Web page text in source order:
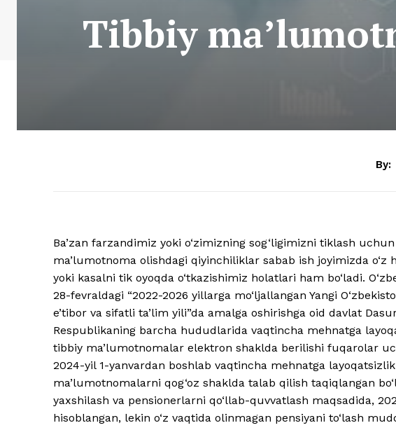
Tibbiy
By:
Ba’zan farzandimiz yoki o‘zimizning sog‘ligimizni tiklash
ma’lumotnoma olishdagi qiyinchiliklar sabab ish joyimizda o‘z
yoki kasalni tik oyoqda o‘tkazishimiz holatlari ham bo‘ladi.
28-fevraldagi “2022-2026 yillarga mo‘ljallangan Yangi
e’tibor va sifatli ta’lim yili”da amalga oshirishga oid davlat
Respublikaning barcha hududlarida vaqtincha mehnatga
tibbiy ma’lumotnomalar elektron shaklda berilishi fuqarolar
2024-yil 1-yanvardan boshlab vaqtincha mehnatga
ma’lumotnomalarni qog‘oz shaklda talab qilish taqiqlangan
yaxshilash va pensionerlarni qo‘llab-quvvatlash maqsadida,
hisoblangan, lekin o‘z vaqtida olinmagan pensiyani to‘lash